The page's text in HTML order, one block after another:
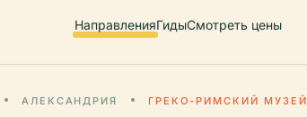
НаправленияГидыСмотреть цены
АЛЕКСАНДРИЯ ГРЕКО-РИМСКИЙ МУЗЕЙ